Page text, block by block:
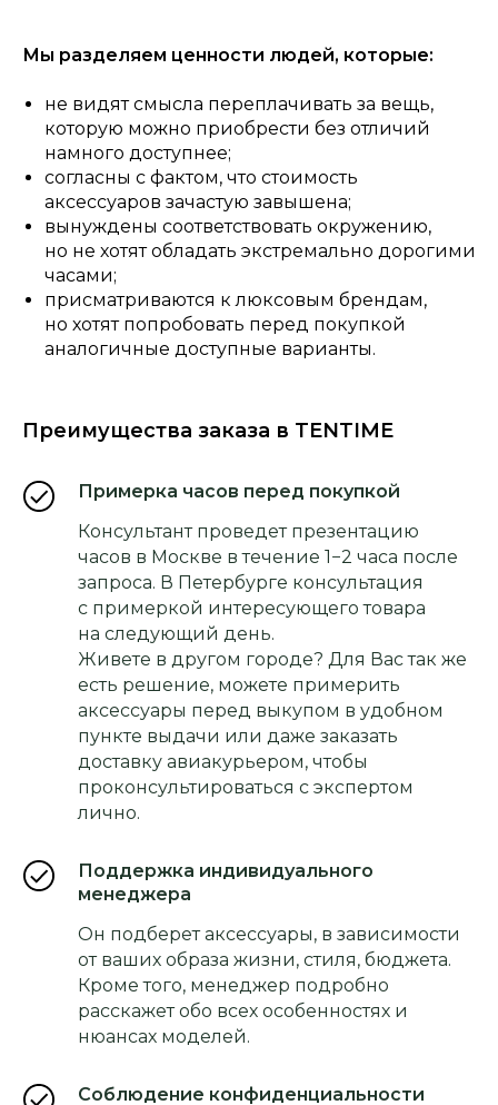
Мы разделяем ценности людей, которые:
не видят смысла переплачивать за вещь,
которую можно приобрести без отличий
намного доступнее;
согласны с фактом, что стоимость
аксессуаров зачастую завышена;
вынуждены соответствовать окружению,
но не хотят обладать экстремально дорогими
часами;
присматриваются к люксовым брендам,
но хотят попробовать перед покупкой
аналогичные доступные варианты.
Преимущества заказа в TENTIME
Примерка часов перед покупкой
Консультант проведет презентацию
часов в Москве в течение 1−2 часа после
запроса. В Петербурге консультация
с примеркой интересующего товара
на следующий день.
Живете в другом городе? Для Вас так же
есть решение, можете примерить
аксессуары перед выкупом в удобном
пункте выдачи или даже заказать
доставку авиакурьером, чтобы
проконсультироваться с экспертом
лично.
Поддержка индивидуального
менеджера
Он подберет аксессуары, в зависимости
от ваших образа жизни, стиля, бюджета.
Кроме того, менеджер подробно
расскажет обо всех особенностях и
нюансах моделей.
Соблюдение конфиденциальности